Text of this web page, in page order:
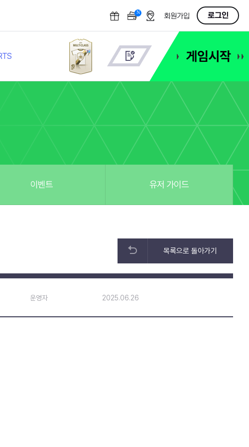
N OFF회원가입 로그인
이벤트 유저 가이드
목록으로 돌아가기
운영자 2025.06.26